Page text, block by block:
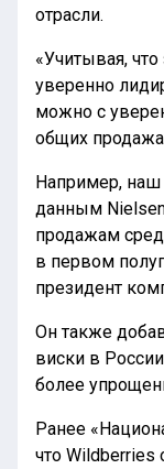
отрасли.
«Учитывая,
уверенно
можно с
общих
Например, наш
данным
продажам
в первом
президент
Он также
виски в
более
Ранее
что Wildberries